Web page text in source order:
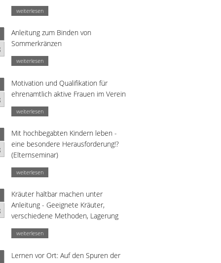
weiterlesen
Anleitung zum Binden von
Sommerkränzen
weiterlesen
Motivation und Qualifikation für
ehrenamtlich aktive Frauen im Verein
weiterlesen
Mit hochbegabten Kindern leben -
eine besondere Herausforderung!?
(Elternseminar)
weiterlesen
Kräuter haltbar machen unter
Anleitung - Geeignete Kräuter,
verschiedene Methoden, Lagerung
weiterlesen
Lernen vor Ort: Auf den Spuren der